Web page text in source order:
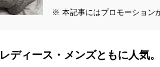
※ 本記事にはプロモーション
レディース・メンズともに人気